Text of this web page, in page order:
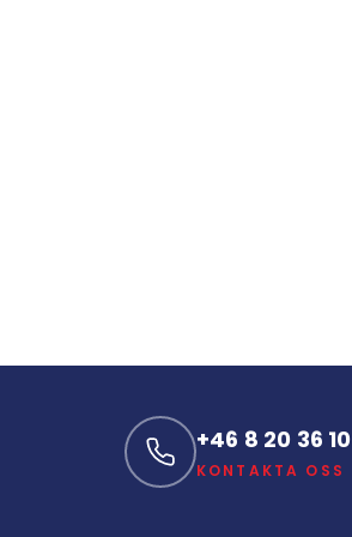
+46 8 20 36 10
KONTAKTA OSS